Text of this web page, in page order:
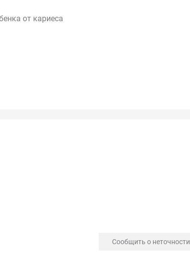
от кариеса
Сообщить о неточности